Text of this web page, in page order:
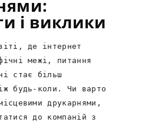
і виклики
де інтернет
межі, питання
стає більш
будь-коли. Чи варто
друкарнями,
до компаній з